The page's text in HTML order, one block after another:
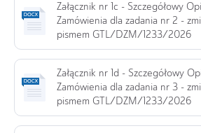
Załącznik nr 1c - Szczegółowy
Zamówienia dla zadania nr 2 -
pismem GTL/DZM/1233/2026
Załącznik nr 1d - Szczegółowy
Zamówienia dla zadania nr 3 -
pismem GTL/DZM/1233/2026